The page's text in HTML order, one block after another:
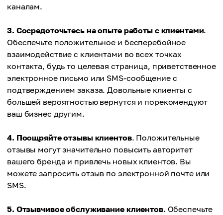
каналам.
3. Сосредоточьтесь на опыте работы с клиентами.
Обеспечьте положительное и бесперебойное
взаимодействие с клиентами во всех точках
контакта, будь то целевая страница, приветственное
электронное письмо или SMS-сообщение с
подтверждением заказа. Довольные клиенты с
большей вероятностью вернутся и порекомендуют
ваш бизнес другим.
4. Поощряйте отзывы клиентов. Положительные
отзывы могут значительно повысить авторитет
вашего бренда и привлечь новых клиентов. Вы
можете запросить отзыв по электронной почте или
SMS.
5. Отзывчивое обслуживание клиентов. Обеспечьте